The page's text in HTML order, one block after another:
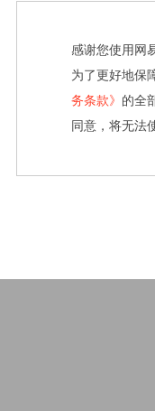
感谢您使用网
为了更好地保
务条款》 的全
同意，将无法